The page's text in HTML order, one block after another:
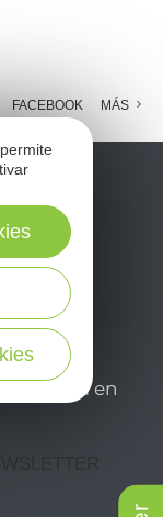
FACEBOOK MÁS
y
para
estancia en